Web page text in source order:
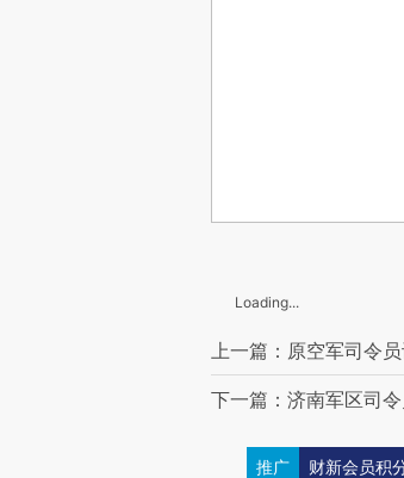
Loading...
上一篇：原空军司令
下一篇：济南军区司
推广 财新会员积